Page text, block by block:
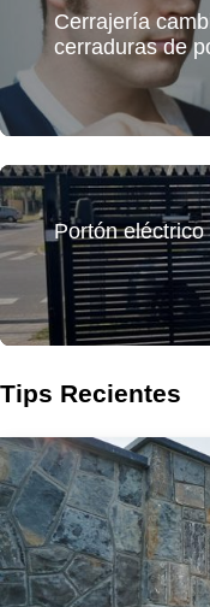
Cerrajería
cerraduras de
Portón eléctrico
Tips Recientes